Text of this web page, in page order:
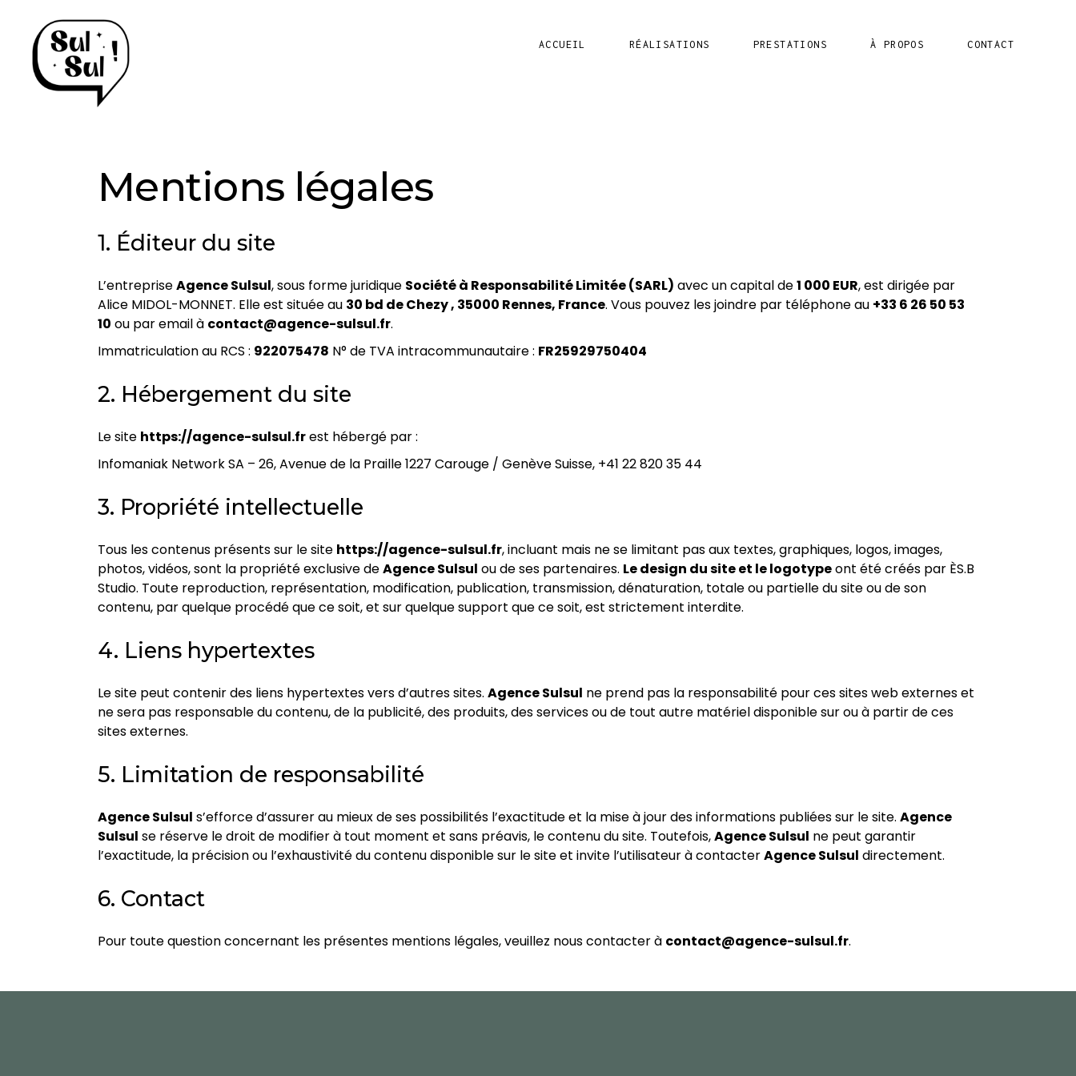
ACCUEIL RÉALISATIONS PRESTATIONS À PROPOS CONTACT
Mentions légales
1. Éditeur du site
L’entrepriseAgence Sulsul, sous forme juridique Société à Responsabilité Limitée (SARL) avec un capital de1 000 EUR, est dirigée par
Alice MIDOL-MONNET. Elle est située au 30 bd de Chezy , 35000 Rennes, France. Vous pouvez les joindre par téléphone au +33 6 26 50 53
10 ou par email à contact@agence-sulsul.fr.
Immatriculation au RCS : 922075478 N° de TVA intracommunautaire : FR25929750404
2. Hébergement du site
Le site https://agence-sulsul.frest hébergé par :
Infomaniak Network SA – 26, Avenue de la Praille 1227 Carouge / Genève Suisse, +41 22 820 35 44
3. Propriété intellectuelle
Tous les contenus présents sur le site https://agence-sulsul.fr, incluant mais ne se limitant pas aux textes, graphiques, logos, images,
photos, vidéos, sont la propriété exclusive deAgence Sulsul ou de ses partenaires. Le design du site et le logotypeont été créés par ÈS.B
Studio. Toute reproduction, représentation, modification, publication, transmission, dénaturation, totale ou partielle du site ou de son
contenu, par quelque procédé que ce soit, et sur quelque support que ce soit, est strictement interdite.
4. Liens hypertextes
Le site peut contenir des liens hypertextes vers d’autres sites. Agence Sulsul ne prend pas la responsabilité pour ces sites web externes et
ne sera pas responsable du contenu, de la publicité, des produits, des services ou de tout autre matériel disponible sur ou à partir de ces
sites externes.
5. Limitation de responsabilité
Agence Sulsul s’efforce d’assurer au mieux de ses possibilités l’exactitude et la mise à jour des informations publiées sur le site. Agence
Sulsul se réserve le droit de modifier à tout moment et sans préavis, le contenu du site. Toutefois,Agence Sulsul ne peut garantir
l’exactitude, la précision ou l’exhaustivité du contenu disponible sur le site et invite l’utilisateur à contacterAgence Sulsul directement.
6. Contact
Pour toute question concernant les présentes mentions légales, veuillez nous contacter à contact@agence-sulsul.fr.